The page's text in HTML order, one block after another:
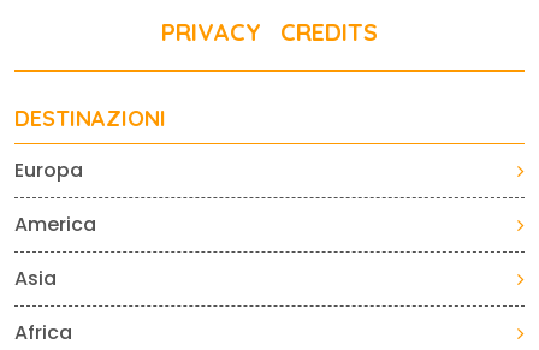
PRIVACY CREDITS
DESTINAZIONI
Europa
America
Asia
Africa